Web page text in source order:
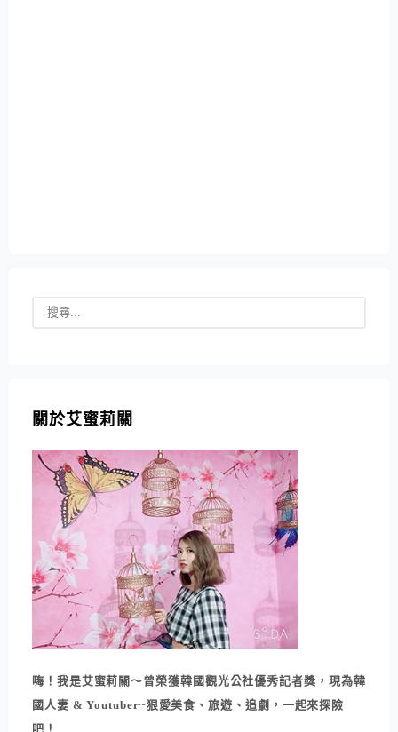
關於艾蜜莉關
嗨！我是艾蜜莉關～曾榮獲韓國觀光公社優秀記者獎，現為韓
國人妻 & Youtuber~狠愛美食、旅遊、追劇，一起來探險
吧！